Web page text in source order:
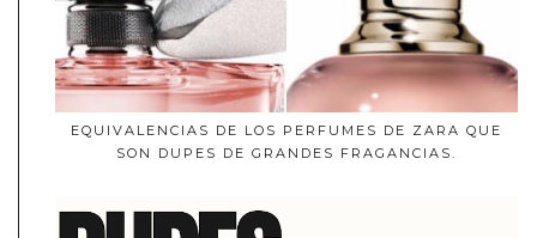
EQUIVALENCIAS DE LOS PERFUMES DE ZARA QUE
SON DUPES DE GRANDES FRAGANCIAS.